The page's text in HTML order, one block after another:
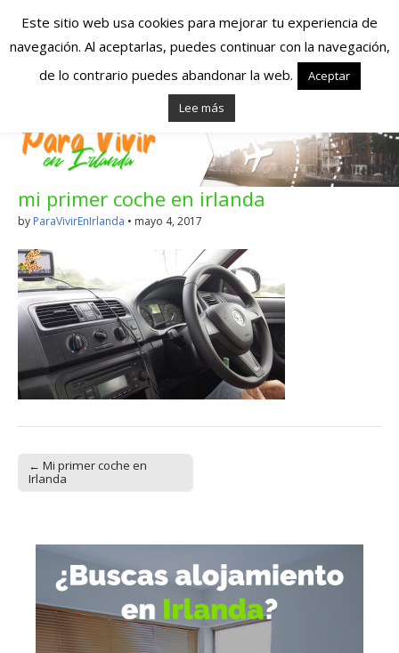
Españoles en
Irlanda – Vivir en
Irlanda – Trabajo
en Irlanda –
Alojamiento en
Irlanda
Blog dedicado a los que viven, estudian y trabajan en
Irlanda!
mi primer coche en irlanda
by ParaVivirEnIrlanda • mayo 4, 2017
Post navigation
← Mi primer coche en
Irlanda
Este sitio web usa cookies para mejorar tu experiencia de
navegación. Al aceptarlas, puedes continuar con la navegación,
de lo contrario puedes abandonar la web.
Aceptar
Lee más